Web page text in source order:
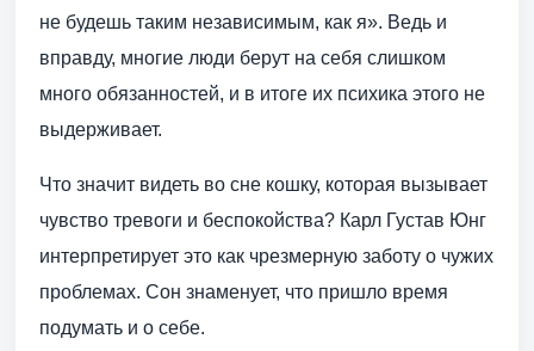
не будешь таким независимым, как я». Ведь и
вправду, многие люди берут на себя слишком
много обязанностей, и в итоге их психика этого не
выдерживает.
Что значит видеть во сне кошку, которая вызывает
чувство тревоги и беспокойства? Карл Густав Юнг
интерпретирует это как чрезмерную заботу о чужих
проблемах. Сон знаменует, что пришло время
подумать и о себе.